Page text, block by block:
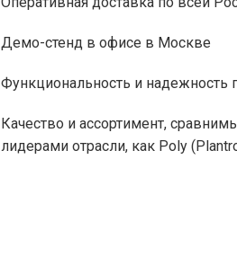
Демо-стенд в офисе в Москве
Функциональность и надежность
Качество и ассортимент,
лидерами отрасли, как Poly